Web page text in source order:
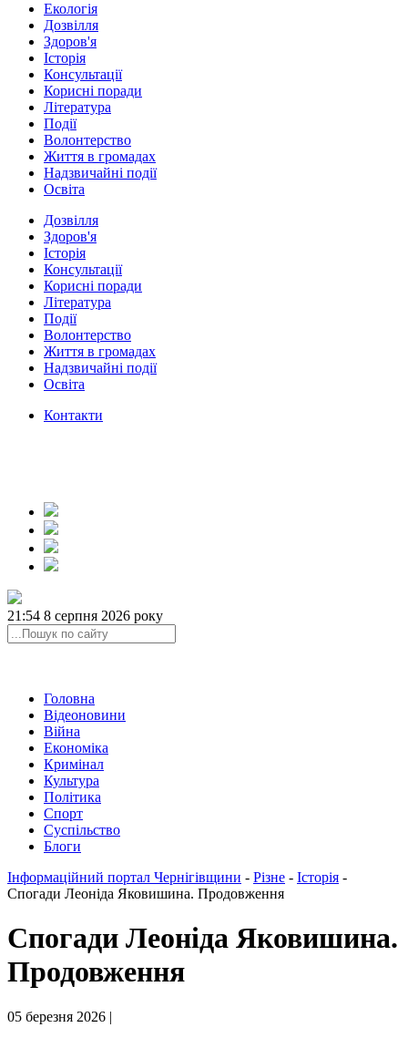
Екологія
Дозвілля
Здоров'я
Історія
Консультації
Корисні поради
Література
Події
Волонтерство
Життя в громадах
Надзвичайні події
Освіта
Дозвілля
Здоров'я
Історія
Консультації
Корисні поради
Література
Події
Волонтерство
Життя в громадах
Надзвичайні події
Освіта
Контакти
21:54 8 серпня 2026 року
Головна
Відеоновини
Війна
Економіка
Кримінал
Культура
Політика
Спорт
Суспільство
Блоги
Інформаційний портал Чернігівщини - Різне - Історія -
Спогади Леоніда Яковишина. Продовження
Спогади Леоніда Яковишина.
Продовження
05 березня 2026 |